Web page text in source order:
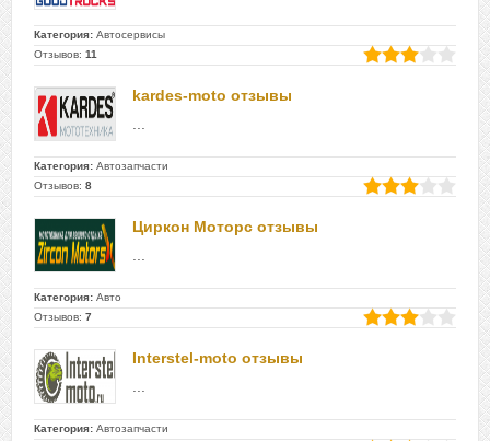
Категория: Автосервисы
Отзывов: 11
kardes-moto отзывы
Категория: Автозапчасти
Отзывов: 8
Циркон Моторс отзывы
Категория: Авто
Отзывов: 7
Interstel-moto отзывы
Категория: Автозапчасти